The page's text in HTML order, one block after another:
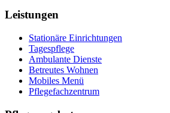
Leistungen
Stationäre Einrichtungen
Tagespflege
Ambulante Dienste
Betreutes Wohnen
Mobiles Menü
Pflegefachzentrum